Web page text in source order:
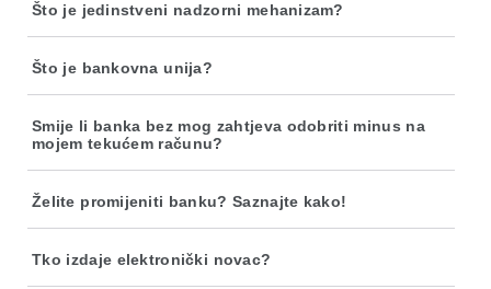
Što je jedinstveni nadzorni mehanizam?
Što je bankovna unija?
Smije li banka bez mog zahtjeva odobriti minus na
mojem tekućem računu?
Želite promijeniti banku? Saznajte kako!
Tko izdaje elektronički novac?